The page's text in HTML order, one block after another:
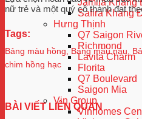
Jamila Khang
Safira Khang
Hưng Thịnh
Q7 Saigon
Richmond
Lavita Charm
Florita
Q7 Boulevard
Saigon Mia
Vin Group
Vinhomes
nữ trẻ và một quý cô thành đạt
Tags:
Bảng màu hồng,Bảng màu nâu,
chim hồng hạc
BÀI VIẾT LIÊN QUAN